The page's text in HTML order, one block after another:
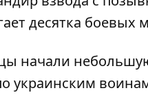
десятка боевых
начали
украинским